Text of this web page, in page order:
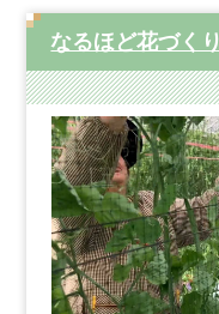
なるほど花づくり